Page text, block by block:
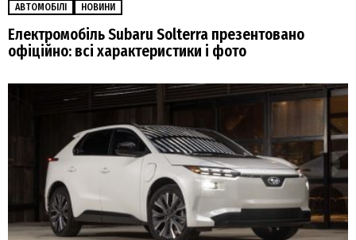
АВТОМОБІЛІ НОВИНИ
Електромобіль Subaru Solterra презентовано
офіційно: всі характеристики і фото